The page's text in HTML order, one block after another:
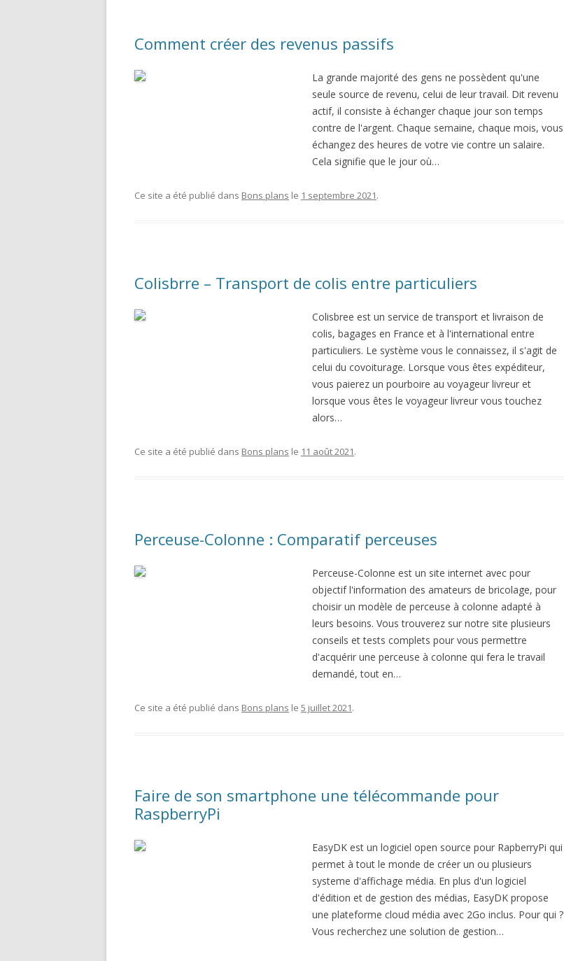
Comment créer des revenus passifs
La grande majorité des gens ne possèdent qu'une
seule source de revenu, celui de leur travail. Dit revenu
actif, il consiste à échanger chaque jour son temps
contre de l'argent. Chaque semaine, chaque mois, vous
échangez des heures de votre vie contre un salaire.
Cela signifie que le jour où…
Ce site a été publié dans Bons plans le 1 septembre 2021.
Colisbrre – Transport de colis entre particuliers
Colisbree est un service de transport et livraison de
colis, bagages en France et à l'international entre
particuliers. Le système vous le connaissez, il s'agit de
celui du covoiturage. Lorsque vous êtes expéditeur,
vous paierez un pourboire au voyageur livreur et
lorsque vous êtes le voyageur livreur vous touchez
alors…
Ce site a été publié dans Bons plans le 11 août 2021.
Perceuse-Colonne : Comparatif perceuses
Perceuse-Colonne est un site internet avec pour
objectif l'information des amateurs de bricolage, pour
choisir un modèle de perceuse à colonne adapté à
leurs besoins. Vous trouverez sur notre site plusieurs
conseils et tests complets pour vous permettre
d'acquérir une perceuse à colonne qui fera le travail
demandé, tout en…
Ce site a été publié dans Bons plans le 5 juillet 2021.
Faire de son smartphone une télécommande pour
RaspberryPi
EasyDK est un logiciel open source pour RapberryPi qui
permet à tout le monde de créer un ou plusieurs
systeme d'affichage média. En plus d'un logiciel
d'édition et de gestion des médias, EasyDK propose
une plateforme cloud média avec 2Go inclus. Pour qui ?
Vous recherchez une solution de gestion…